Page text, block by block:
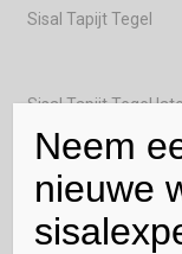
Sisal Tapijt Tegel
Sisal Tapijt Tegel
+ anti-slip laag)
Bezorgkosten (niet
Bureaustoelplaat
Neem
nieuwe